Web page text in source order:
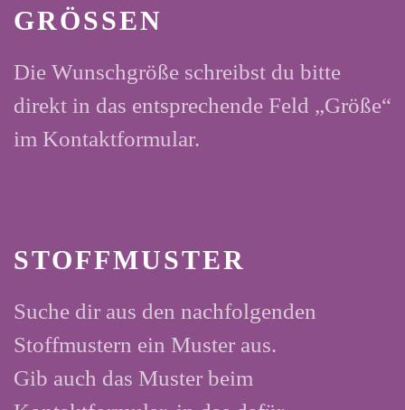
GRÖSSEN
Die Wunschgröße schreibst du bitte
direkt in das entsprechende Feld „Größe“
im Kontaktformular.
STOFFMUSTER
Suche dir aus den nachfolgenden
Stoffmustern ein Muster aus.
Gib auch das Muster beim